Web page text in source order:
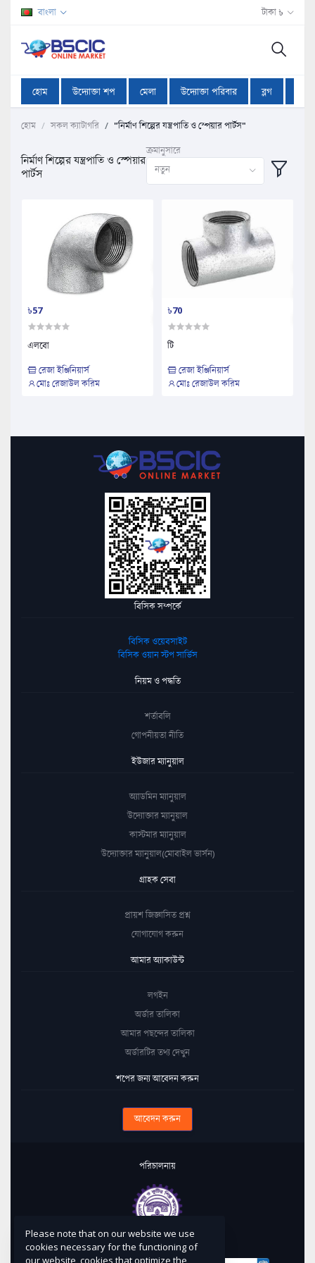
বাংলা টাকা ৳
হোম উদ্যোক্তা শপ মেলা উদ্যোক্তা পরিবার ব্লগ
হোম সকল ক্যাটাগরি "নির্মাণ শিল্পের যন্ত্রপাতি ও স্পেয়ার পার্টস"
নির্মাণ শিল্পের যন্ত্রপাতি ও স্পেয়ার
পার্টস
ক্রমানুসারে
নতুন
৳57
এলবো
রেজা ইঞ্জিনিয়ার্স
মোঃ রেজাউল করিম
৳70
টি
রেজা ইঞ্জিনিয়ার্স
মোঃ রেজাউল করিম
বিসিক সম্পর্কে
বিসিক ওয়েবসাইট
বিসিক ওয়ান স্টপ সার্ভিস
নিয়ম ও পদ্ধতি
শর্তাবলি
গোপনীয়তা নীতি
ইউজার ম্যানুয়াল
অ্যাডমিন ম্যানুয়াল
উদ্যোক্তার ম্যানুয়াল
কাস্টমার ম্যানুয়াল
উদ্যোক্তার ম্যানুয়াল(মোবাইল ভার্সন)
গ্রাহক সেবা
প্রায়শ জিজ্ঞাসিত প্রশ্ন
যোগাযোগ করুন
আমার অ্যাকাউন্ট
লগইন
অর্ডার তালিকা
আমার পছন্দের তালিকা
অর্ডারটির তথ্য দেখুন
শপের জন্য আবেদন করুন
আবেদন করুন
পরিচালনায়
কারিগরি সহায়তায়
Please note that on our website we use
cookies necessary for the functioning of
our website, cookies that optimize the